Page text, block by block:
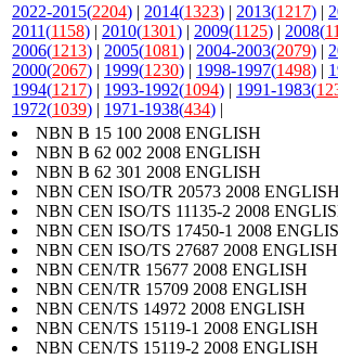
2022-2015(2204) | 2014(1323) | 2013(1217) |
2011(1158) | 2010(1301) | 2009(1125) | 2008(
2006(1213) | 2005(1081) | 2004-2003(2079) |
2000(2067) | 1999(1230) | 1998-1997(1498) |
1994(1217) | 1993-1992(1094) | 1991-1983(
1972(1039) | 1971-1938(434) |
NBN B 15 100 2008 ENGLISH
NBN B 62 002 2008 ENGLISH
NBN B 62 301 2008 ENGLISH
NBN CEN ISO/TR 20573 2008 ENGLISH
NBN CEN ISO/TS 11135-2 2008
NBN CEN ISO/TS 17450-1 2008
NBN CEN ISO/TS 27687 2008 ENGLISH
NBN CEN/TR 15677 2008 ENGLISH
NBN CEN/TR 15709 2008 ENGLISH
NBN CEN/TS 14972 2008 ENGLISH
NBN CEN/TS 15119-1 2008 ENGLISH
NBN CEN/TS 15119-2 2008 ENGLISH